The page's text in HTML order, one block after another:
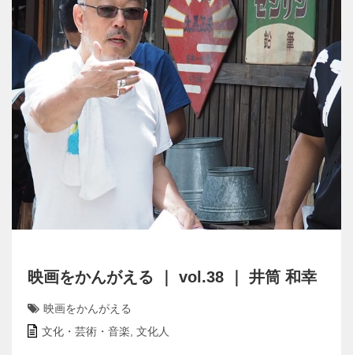
映画をかんがえる ｜ vol.38 ｜ 井筒 和幸
映画をかんがえる
文化・芸術・音楽 文化人